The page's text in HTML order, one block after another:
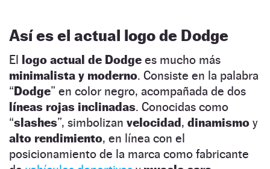
Así es el actual logo de Dodge
El logo actual de Dodge es mucho más
minimalista y moderno. Consiste en la palabra
“Dodge” en color negro, acompañada de dos
líneas rojas inclinadas. Conocidas como
“slashes”, simbolizan velocidad, dinamismo y
alto rendimiento, en línea con el
posicionamiento de la marca como fabricante